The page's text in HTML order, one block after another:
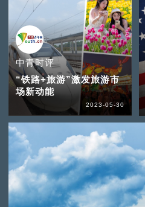
中青时评
“铁路+旅游”激发旅游市
场新动能
2023-05-30